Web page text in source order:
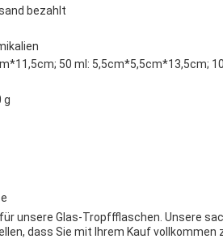
bezahlt
50 ml: 5,5cm*5,5cm*13,5cm;
g
unsere Glas-Tropffflaschen. Unsere
dass Sie mit Ihrem Kauf